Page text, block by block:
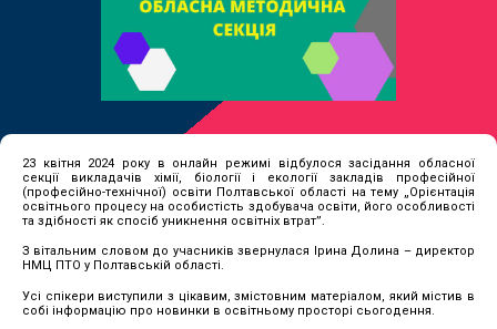
23 квітня 2024 року в онлайн режимі відбулося засідання обласної
секції викладачів хімії, біології і екології закладів професійної
(професійно-технічної) освіти Полтавської області на тему „Орієнтація
освітнього процесу на особистість здобувача освіти, його особливості
та здібності як спосіб уникнення освітніх втрат”.
З вітальним словом до учасників звернулася Ірина Долина – директор
НМЦ ПТО у Полтавській області.
Усі спікери виступили з цікавим, змістовним матеріалом, який містив в
собі інформацію про новинки в освітньому просторі сьогодення.